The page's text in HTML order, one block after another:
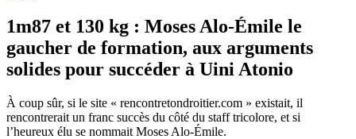
1m87 et 130 kg : Moses Alo-Émile le
gaucher de formation, aux arguments
solides pour succéder à Uini Atonio
À coup sûr, si le site « rencontretondroitier.com » existait, il
rencontrerait un franc succès du côté du staff tricolore, et si
l’heureux élu se nommait Moses Alo-Émile.